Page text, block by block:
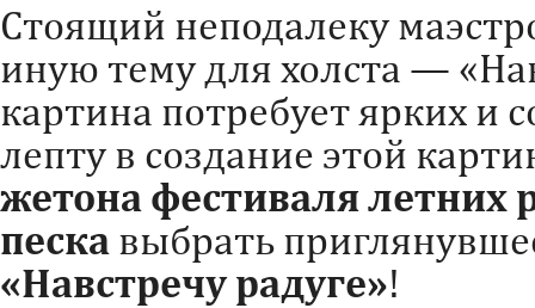
Стоящий неподалеку
иную тему для холста —
картина потребует ярких и
лепту в создание этой
жетона фестиваля летних
песка выбрать
«Навстречу радуге»!